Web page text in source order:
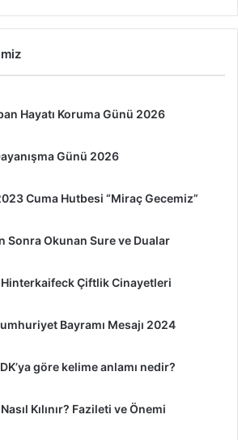
Hayatı Koruma Günü 2026
Günü 2026
Cuma Hutbesi “Miraç Gecemiz”
Sonra Okunan Sure ve Dualar
Çiftlik Cinayetleri
Bayramı Mesajı 2024
göre kelime anlamı nedir?
Kılınır? Fazileti ve Önemi